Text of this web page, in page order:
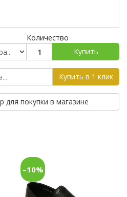
Количество
Купить
Купить в 1 клик
для покупки в магазине
–10%